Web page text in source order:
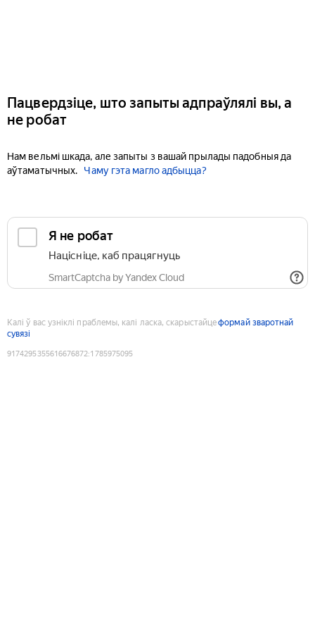
Пацвердзіце, што запыты адпраўлялі вы, а
не робат
Нам вельмі шкада, але запыты з вашай прылады падобныя да
аўтаматычных.
Чаму гэта магло адбыцца?
Я не робат
Націсніце, каб працягнуць
SmartCaptcha by Yandex Cloud
Калі ў вас узніклі праблемы, калі ласка, скарыстайцеформай зваротнай
сувязі
9174295355616676872:1785975095